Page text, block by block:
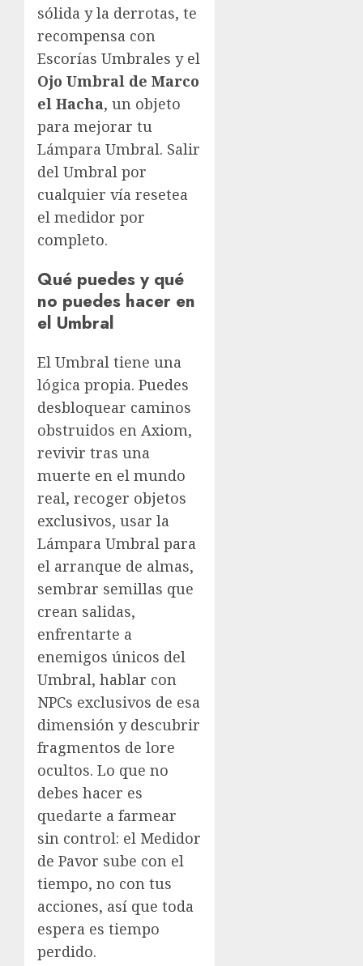
sólida y la derrotas, te
recompensa con
Escorías Umbrales y el
Ojo Umbral de Marco
el Hacha, un objeto
para mejorar tu
Lámpara Umbral. Salir
del Umbral por
cualquier vía resetea
el medidor por
completo.
Qué puedes y qué
no puedes hacer en
el Umbral
El Umbral tiene una
lógica propia. Puedes
desbloquear caminos
obstruidos en Axiom,
revivir tras una
muerte en el mundo
real, recoger objetos
exclusivos, usar la
Lámpara Umbral para
el arranque de almas,
sembrar semillas que
crean salidas,
enfrentarte a
enemigos únicos del
Umbral, hablar con
NPCs exclusivos de esa
dimensión y descubrir
fragmentos de lore
ocultos. Lo que no
debes hacer es
quedarte a farmear
sin control: el Medidor
de Pavor sube con el
tiempo, no con tus
acciones, así que toda
espera es tiempo
perdido.